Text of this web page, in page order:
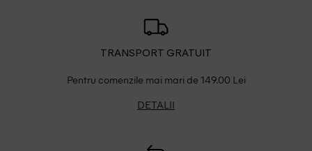
TRANSPORT GRATUIT
Pentru comenzile mai mari de 149.00 Lei
DETALII